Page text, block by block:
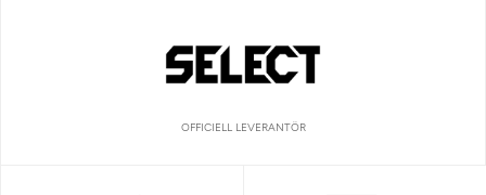
OFFICIELL LEVERANTÖR